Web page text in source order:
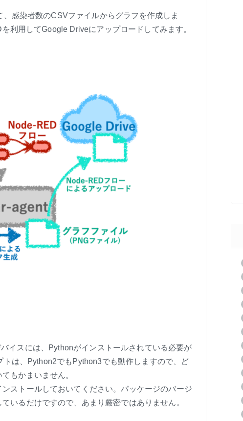
感染者数のCSVファイルからグラフを作成しま
利用してGoogle Driveにアップロードしてみます。
イスには、Pythonがインストールされている必要が
は、Python2でもPython3でも動作しますので、ど
もかまいません。
ストールしておいてください。パッケージのバージ
いるだけですので、あまり厳密ではありません。